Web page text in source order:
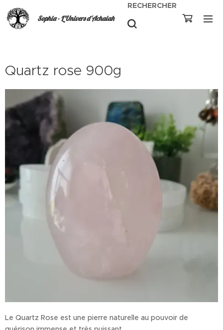
Sophia - L'Univers d'Achaiah
RECHERCHER
Quartz rose 900g
Le Quartz Rose est une pierre naturelle au pouvoir de